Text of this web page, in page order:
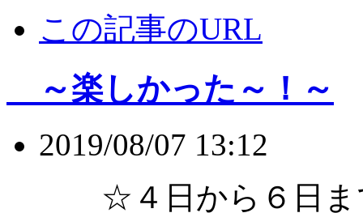
この記事のURL
～楽しかった～！～
2019/08/07 13:12
☆４日から６日まで